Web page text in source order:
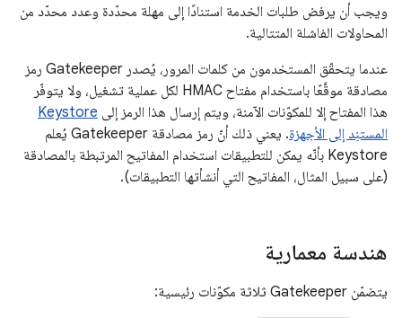
ويجب أن يرفض طلبات الخدمة استنادًا إلى مهلة محدّدة وعدد محدّد من
المحاولات الفاشلة المتتالية.
عندما يتحقّق المستخدمون من كلمات المرور، يُصدر Gatekeeper رمز
مصادقة موقَّعًا باستخدام مفتاح HMAC لكل عملية تشغيل، ولا يتوفّر
هذا المفتاح إلا للمكوّنات الآمنة، ويتم إرسال هذا الرمز إلى Keystore
المستنِد إلى الأجهزة
. يعني ذلك أنّ رمز مصادقة Gatekeeper يُعلم
Keystore بأنّه يمكن للتطبيقات استخدام المفاتيح المرتبطة بالمصادقة
(على سبيل المثال، المفاتيح التي أنشأتها التطبيقات).
هندسة معمارية
يتضمّن Gatekeeper ثلاثة مكوّنات رئيسية: